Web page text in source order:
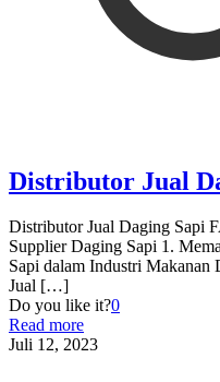
Distributor Jual
Distributor Jual Daging Sapi
Supplier Daging Sapi 1.
Sapi dalam Industri Makanan
Jual […]
Do you like it?0
Read more
Juli 12, 2023